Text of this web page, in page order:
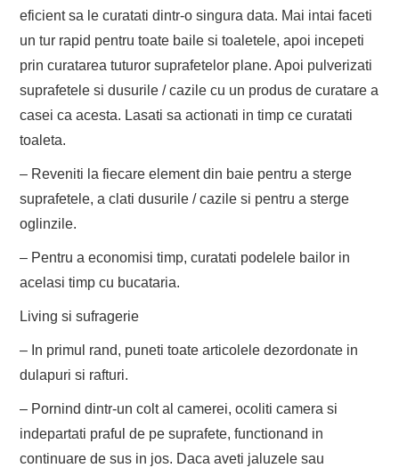
eficient sa le curatati dintr-o singura data. Mai intai faceti
un tur rapid pentru toate baile si toaletele, apoi incepeti
prin curatarea tuturor suprafetelor plane. Apoi pulverizati
suprafetele si dusurile / cazile cu un produs de curatare a
casei ca acesta. Lasati sa actionati in timp ce curatati
toaleta.
– Reveniti la fiecare element din baie pentru a sterge
suprafetele, a clati dusurile / cazile si pentru a sterge
oglinzile.
– Pentru a economisi timp, curatati podelele bailor in
acelasi timp cu bucataria.
Living si sufragerie
– In primul rand, puneti toate articolele dezordonate in
dulapuri si rafturi.
– Pornind dintr-un colt al camerei, ocoliti camera si
indepartati praful de pe suprafete, functionand in
continuare de sus in jos. Daca aveti jaluzele sau